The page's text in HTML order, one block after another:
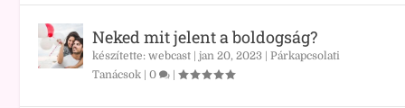
Neked mit jelent a boldogság?
készítette:webcast |jan 20, 2023 |Párkapcsolati
Tanácsok |0 |